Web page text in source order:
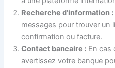
Recherche d’information :
messages pour trouver un
confirmation ou facture.
Contact bancaire : En cas
avertissez votre banque